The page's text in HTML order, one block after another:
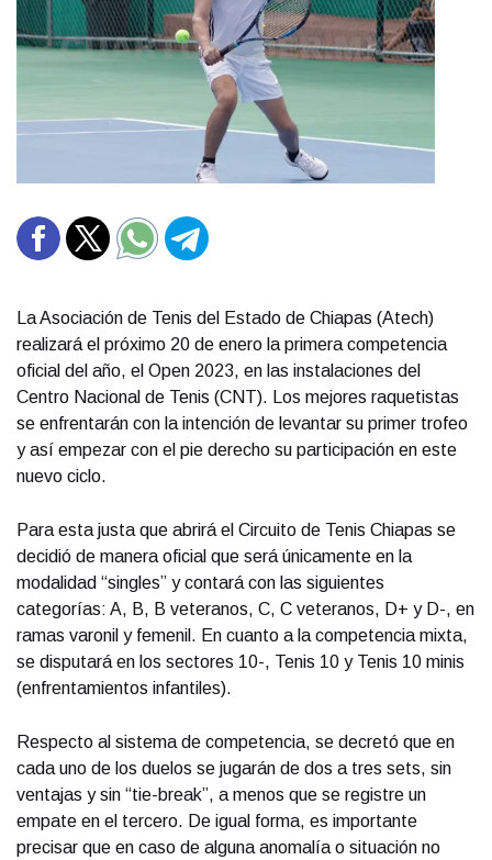
La Asociación de Tenis del Estado de Chiapas (Atech)
realizará el próximo 20 de enero la primera competencia
oficial del año, el Open 2023, en las instalaciones del
Centro Nacional de Tenis (CNT). Los mejores raquetistas
se enfrentarán con la intención de levantar su primer trofeo
y así empezar con el pie derecho su participación en este
nuevo ciclo.
Para esta justa que abrirá el Circuito de Tenis Chiapas se
decidió de manera oficial que será únicamente en la
modalidad “singles” y contará con las siguientes
categorías: A, B, B veteranos, C, C veteranos, D+ y D-, en
ramas varonil y femenil. En cuanto a la competencia mixta,
se disputará en los sectores 10-, Tenis 10 y Tenis 10 minis
(enfrentamientos infantiles).
Respecto al sistema de competencia, se decretó que en
cada uno de los duelos se jugarán de dos a tres sets, sin
ventajas y sin “tie-break”, a menos que se registre un
empate en el tercero. De igual forma, es importante
precisar que en caso de alguna anomalía o situación no